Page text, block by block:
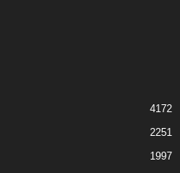
4172
2251
1997